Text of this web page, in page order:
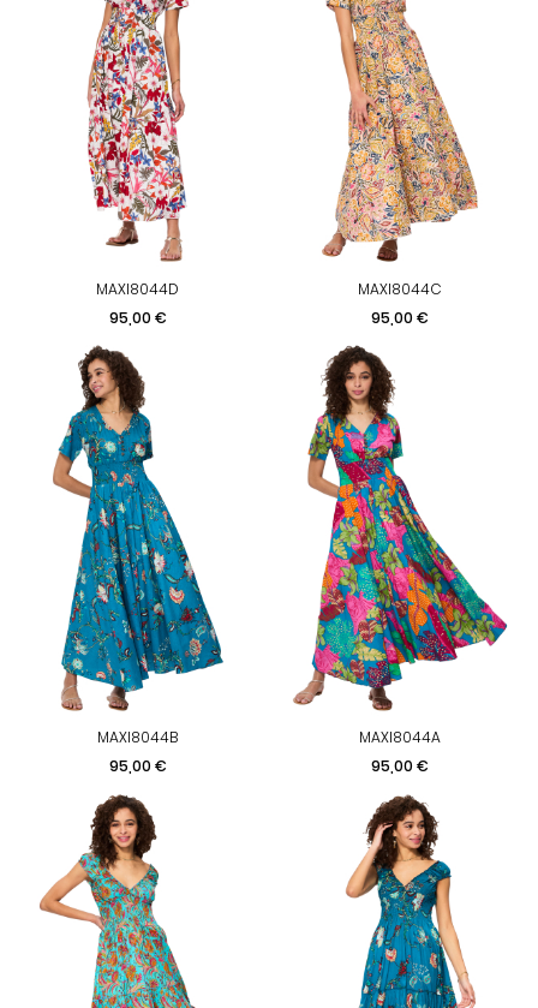
MAXI8044D
Prix
95,00 €
MAXI8044C
Prix
95,00 €
MAXI8044B
Prix
95,00 €
MAXI8044A
Prix
95,00 €